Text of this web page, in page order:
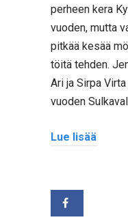
perheen kera
vuoden, mutta
pitkää kesää
töitä tehden.
Ari ja Sirpa
vuoden
Lue lisää